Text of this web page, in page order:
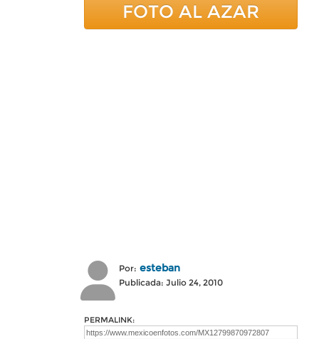
FOTO AL AZAR
Por: esteban
Publicada: Julio 24, 2010
PERMALINK: